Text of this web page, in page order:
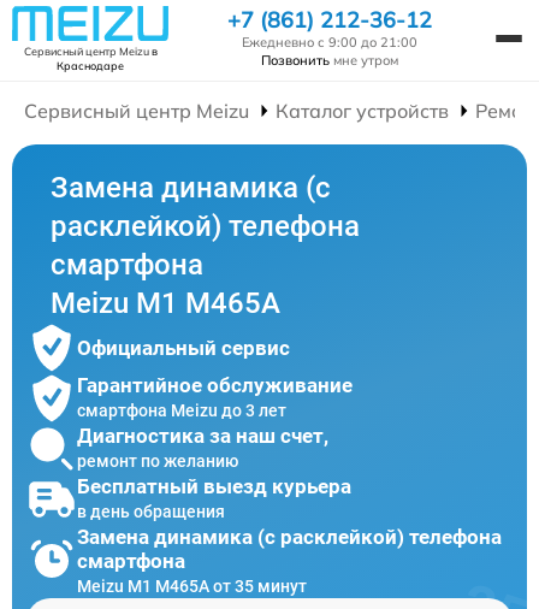
Сервисный центр Meizuв
Краснодаре
+7 (861) 212-36-12
Ежедневно с 9:00 до 21:00
Позвонить мне утром
Сервисный центр Meizu Каталог устройств
Замена динамика (с
расклейкой) телефона
смартфона
Meizu M1 M465A
Официальный сервис
Гарантийное обслуживание
смартфона Meizu до 3 лет
Диагностика за наш счет,
ремонт по желанию
Бесплатный выезд курьера
в день обращения
Замена динамика (с расклейкой) телефона
смартфона
Meizu M1 M465A от 35 минут